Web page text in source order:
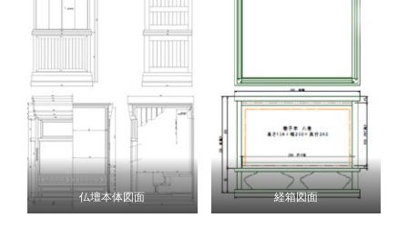
仏壇本体図面 経箱図面